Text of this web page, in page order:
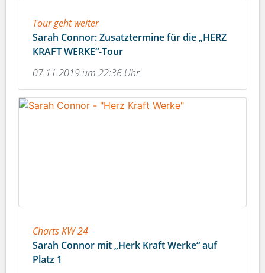
Tour geht weiter
Sarah Connor: Zusatztermine für die „HERZ
KRAFT WERKE“-Tour
07.11.2019 um 22:36 Uhr
Charts KW 24
Sarah Connor mit „Herk Kraft Werke“ auf
Platz 1